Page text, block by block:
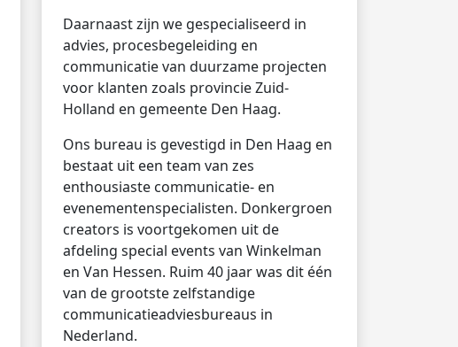
Daarnaast zijn we gespecialiseerd in
advies, procesbegeleiding en
communicatie van duurzame projecten
voor klanten zoals provincie Zuid-
Holland en gemeente Den Haag.
Ons bureau is gevestigd in Den Haag en
bestaat uit een team van zes
enthousiaste communicatie- en
evenementenspecialisten. Donkergroen
creators is voortgekomen uit de
afdeling special events van Winkelman
en Van Hessen. Ruim 40 jaar was dit één
van de grootste zelfstandige
communicatieadviesbureaus in
Nederland.